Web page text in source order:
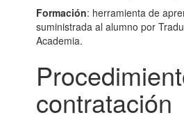
Formación: herramienta de
suministrada al alumno por
Academia.
contratación